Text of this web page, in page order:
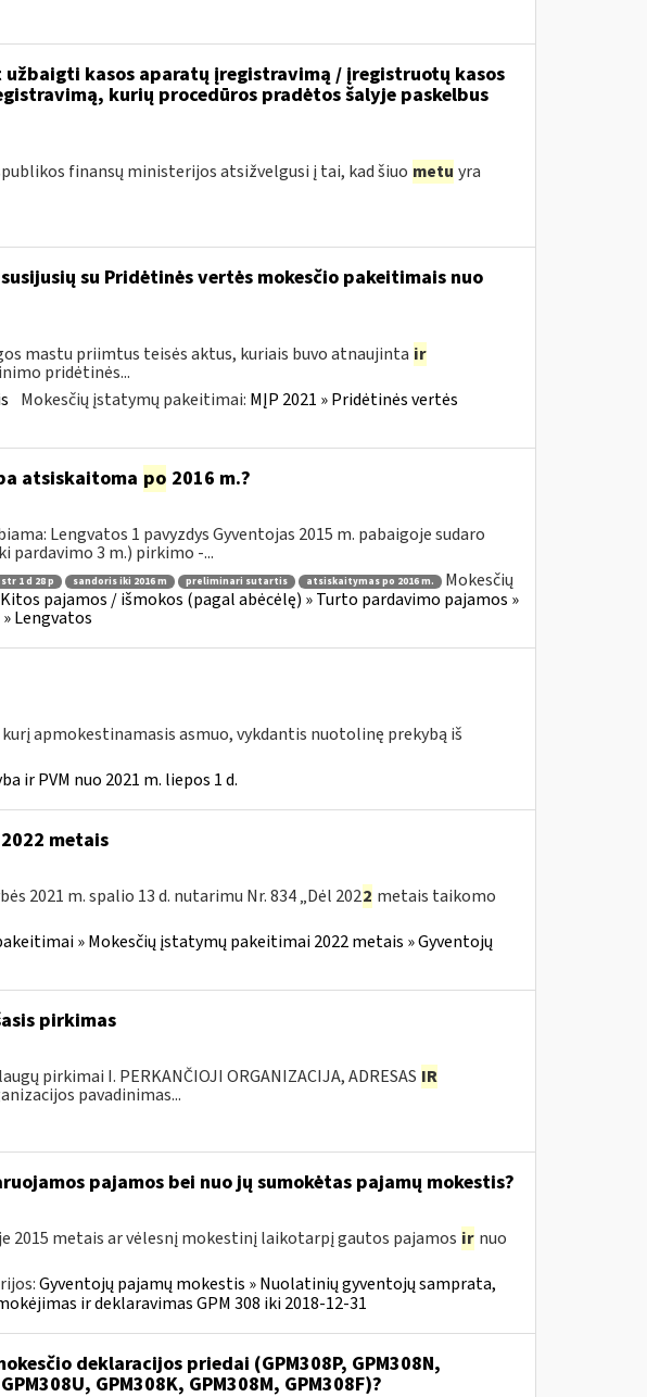
kasos aparatų įregistravimą / įregistruotų kasos
kurių procedūros pradėtos šalyje paskelbus
finansų ministerijos atsižvelgusi į tai, kad šiuo metu yra
su Pridėtinės vertės mokesčio pakeitimais nuo
mastu priimtus teisės aktus, kuriais buvo atnaujinta ir
pridėtinės...
Mokesčių įstatymų pakeitimai: MĮP 2021 » Pridėtinės vertės
atsiskaitoma po 2016 m.?
Lengvatos 1 pavyzdys Gyventojas 2015 m. pabaigoje sudaro
pardavimo 3 m.) pirkimo -...
1 d 28 p sandoris iki 2016 m preliminari sutartis atsiskaitymas po 2016 m.
Mokesčių
pajamos / išmokos (pagal abėcėlę) » Turto pardavimo pajamos »
Lengvatos
kurį apmokestinamasis asmuo, vykdantis nuotolinę prekybą iš
ir PVM nuo 2021 m. liepos 1 d.
metais
2021 m. spalio 13 d. nutarimu Nr. 834 „Dėl 2022 metais taikomo
» Mokesčių įstatymų pakeitimai 2022 metais » Gyventojų
pirkimas
pirkimai I. PERKANČIOJI ORGANIZACIJA, ADRESAS IR
pavadinimas...
pajamos bei nuo jų sumokėtas pajamų mokestis?
2015 metais ar vėlesnį mokestinį laikotarpį gautos pajamos ir nuo
Gyventojų pajamų mokestis » Nuolatinių gyventojų samprata,
ir deklaravimas GPM 308 iki 2018-12-31
deklaracijos priedai (GPM308P, GPM308N,
GPM308K, GPM308M, GPM308F)?